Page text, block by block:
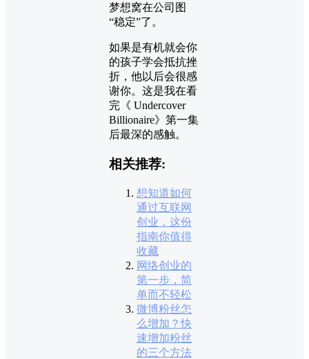
梦想窝在公司图
“稳定”了。
如果是有机就会你
的孩子学会抵抗挫
折，他以后会很感
谢你。这是我在看
完《 Undercover
Billionaire》第一集
后最深的感触。
相关推荐:
想知道如何
通过互联网
创业，这份
指南你值得
收藏
网络创业的
第一步，简
单而不轻松
微博粉丝怎
么增加？快
速增加粉丝
的三个方法